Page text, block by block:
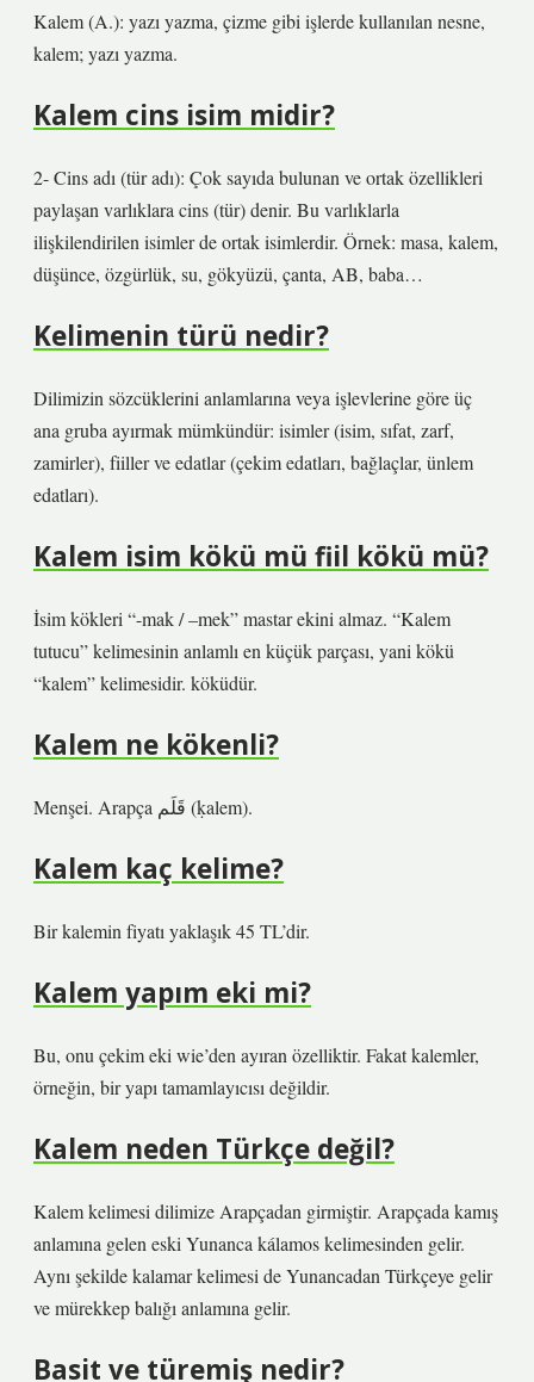
Kalem (A.): yazı yazma, çizme gibi işlerde kullanılan nesne,
kalem; yazı yazma.
Kalem cins isim midir?
2- Cins adı (tür adı): Çok sayıda bulunan ve ortak özellikleri
paylaşan varlıklara cins (tür) denir. Bu varlıklarla
ilişkilendirilen isimler de ortak isimlerdir. Örnek: masa, kalem,
düşünce, özgürlük, su, gökyüzü, çanta, AB, baba…
Kelimenin türü nedir?
Dilimizin sözcüklerini anlamlarına veya işlevlerine göre üç
ana gruba ayırmak mümkündür: isimler (isim, sıfat, zarf,
zamirler), fiiller ve edatlar (çekim edatları, bağlaçlar, ünlem
edatları).
Kalem isim kökü mü fiil kökü mü?
İsim kökleri “-mak / –mek” mastar ekini almaz. “Kalem
tutucu” kelimesinin anlamlı en küçük parçası, yani kökü
“kalem” kelimesidir. köküdür.
Kalem ne kökenli?
Menşei. Arapça قَلَم‎ (ḳalem).
Kalem kaç kelime?
Bir kalemin fiyatı yaklaşık 45 TL’dir.
Kalem yapım eki mi?
Bu, onu çekim eki wie’den ayıran özelliktir. Fakat kalemler,
örneğin, bir yapı tamamlayıcısı değildir.
Kalem neden Türkçe değil?
Kalem kelimesi dilimize Arapçadan girmiştir. Arapçada kamış
anlamına gelen eski Yunanca kálamos kelimesinden gelir.
Aynı şekilde kalamar kelimesi de Yunancadan Türkçeye gelir
ve mürekkep balığı anlamına gelir.
Basit ve türemiş nedir?